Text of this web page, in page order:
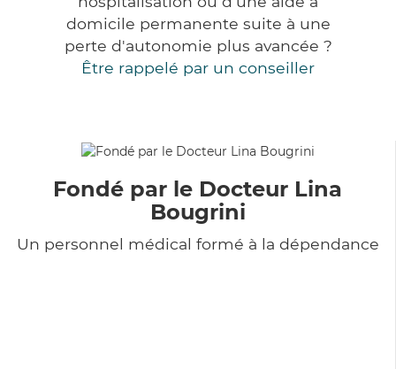
domicile permanente suite à une
perte d'autonomie plus avancée ?
Être rappelé par un conseiller
Fondé par le Docteur Lina
Bougrini
Un personnel médical formé à la dépendance